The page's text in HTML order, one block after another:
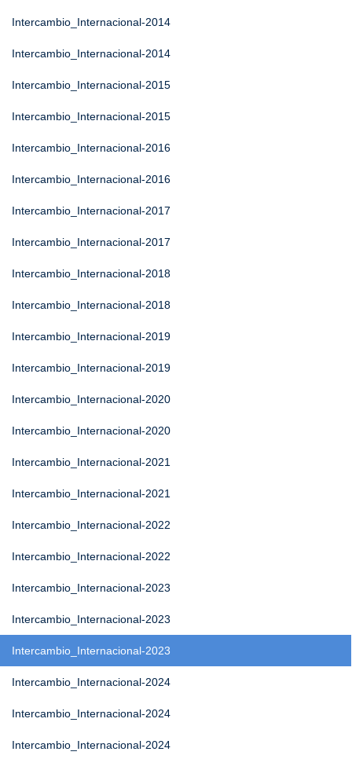
Intercambio_Internacional-2014
Intercambio_Internacional-2014
Intercambio_Internacional-2015
Intercambio_Internacional-2015
Intercambio_Internacional-2016
Intercambio_Internacional-2016
Intercambio_Internacional-2017
Intercambio_Internacional-2017
Intercambio_Internacional-2018
Intercambio_Internacional-2018
Intercambio_Internacional-2019
Intercambio_Internacional-2019
Intercambio_Internacional-2020
Intercambio_Internacional-2020
Intercambio_Internacional-2021
Intercambio_Internacional-2021
Intercambio_Internacional-2022
Intercambio_Internacional-2022
Intercambio_Internacional-2023
Intercambio_Internacional-2023
Intercambio_Internacional-2023
Intercambio_Internacional-2024
Intercambio_Internacional-2024
Intercambio_Internacional-2024